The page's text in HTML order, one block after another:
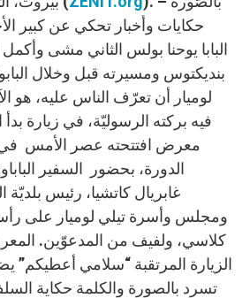
حكايات وأخبار تحكي عن كبير
البابا يوحنا بولس الثاني مشى وأكمل
بنديكتوس ومسيرته قبل وخلال
لوميار أن تعرّف الناس عليه، هو
فيه بركته الرسوليّة، في زيارة
معرض افتتحته عصر الأمس
الدورة، بحضور السفير
غابريال كاتشيا، رئيس بلديّة
ومجلس وأسرة تيلي لوميار على
كلاسي، ولفيف من المدعوّين.
الزيارة المرتقبة “سلامي أعطيكم”
تسرد بالصورة والكلمة حكاية